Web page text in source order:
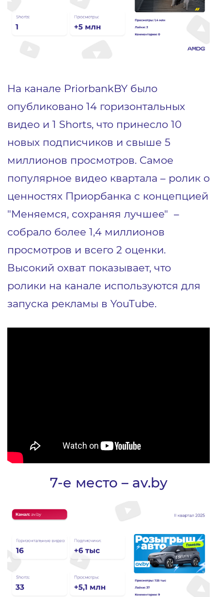
На канале PriorbankBY было
опубликовано 14 горизонтальных
видео и 1 Shorts, что принесло 10
новых подписчиков и свыше 5
миллионов просмотров. Самое
популярное видео квартала – ролик о
ценностях Приорбанка с концепцией
"Меняемся, сохраняя лучшее" –
собрало более 1,4 миллионов
просмотров и всего 2 оценки.
Высокий охват показывает, что
ролики на канале используются для
запуска рекламы в YouTube.
7-е место – av.by